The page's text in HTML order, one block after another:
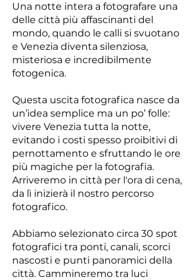
Una notte intera a fotografare una
delle città più affascinanti del
mondo, quando le calli si svuotano
e Venezia diventa silenziosa,
misteriosa e incredibilmente
fotogenica.
Questa uscita fotografica nasce da
un’idea semplice ma un po’ folle:
vivere Venezia tutta la notte,
evitando i costi spesso proibitivi di
pernottamento e sfruttando le ore
più magiche per la fotografia.
Arriveremo in città per l'ora di cena,
da lì inizierà il nostro percorso
fotografico.
Abbiamo selezionato circa 30 spot
fotografici tra ponti, canali, scorci
nascosti e punti panoramici della
città. Cammineremo tra luci